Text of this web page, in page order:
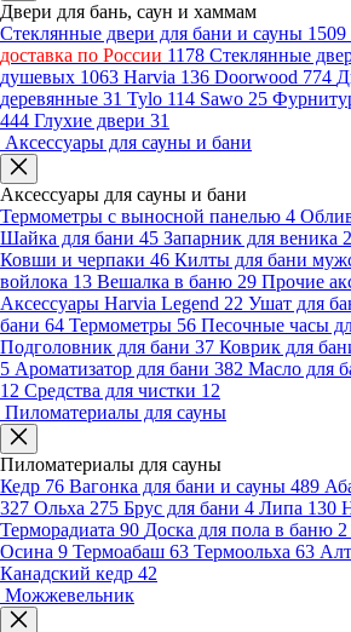
Двери для бань, саун и хаммам
Стеклянные двери для бани и сауны 1509
доставка по России 1178 Стеклянные
душевых 1063 Harvia 136 Doorwood 774
деревянные 31 Tylo 114 Sawo 25
444 Глухие двери 31
Аксессуары для сауны и бани
Аксессуары для сауны и бани
Термометры с выносной панелью 4
Шайка для бани 45 Запарник для веника
Ковши и черпаки 46 Килты для бани
войлока 13 Вешалка в баню 29 Прочие
Аксессуары Harvia Legend 22 Ушат для
бани 64 Термометры 56 Песочные часы
Подголовник для бани 37 Коврик для
5 Ароматизатор для бани 382 Масло для
12 Средства для чистки 12
Пиломатериалы для сауны
Пиломатериалы для сауны
Кедр 76 Вагонка для бани и сауны 489
327 Ольха 275 Брус для бани 4 Липа 130
Терморадиата 90 Доска для пола в баню 2
Осина 9 Термоабаш 63 Термоольха 63
Канадский кедр 42
Можжевельник